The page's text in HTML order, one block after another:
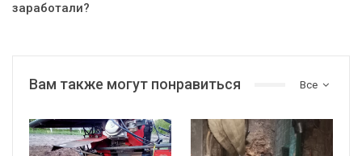
заработали?
Все
Вам также могут понравиться